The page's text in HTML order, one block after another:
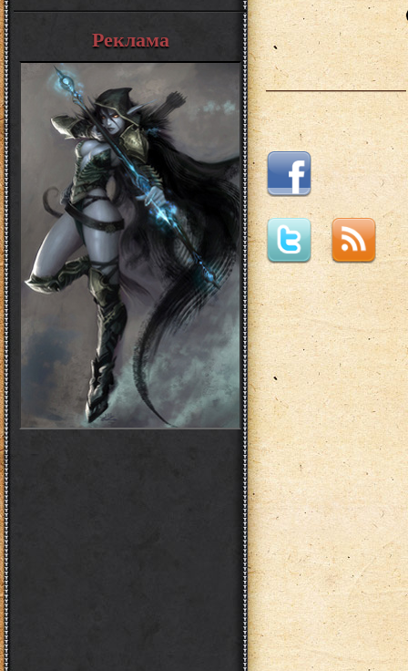
Реклама
___________